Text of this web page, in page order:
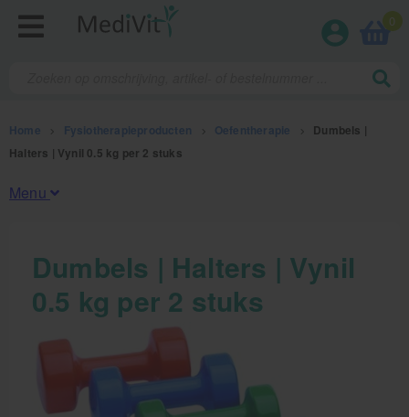
0
Home Fysiotherapieproducten Oefentherapie
Dumbels |
Halters | Vynil 0.5 kg per 2 stuks
Menu
Fysiotherapieproducten
Oefentherapie
Koude en warmte therapie
Anatomie posters en skeletten
Meten en testen
Dumbels | Halters | Vynil
0.5 kg per 2 stuks